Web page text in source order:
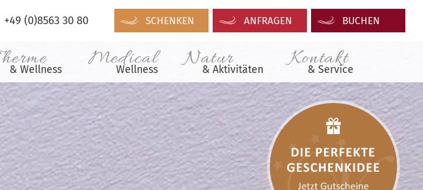
+49 (0)8563 30 80 SCHENKEN ANFRAGEN BUCHEN
& Wellness Medical
Wellness Natur
& Aktivitäten Kontakt
& Service